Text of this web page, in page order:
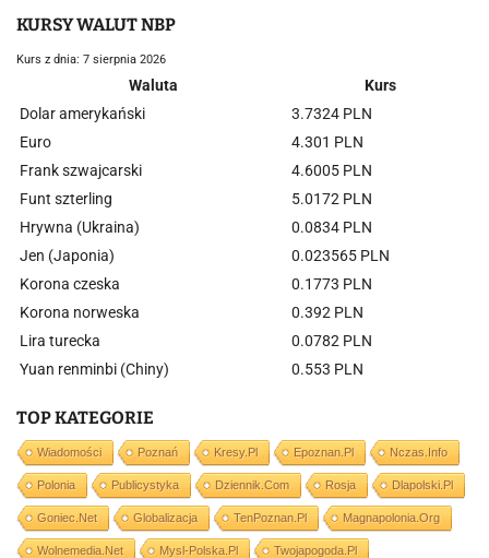
KURSY WALUT NBP
Kurs z dnia: 7 sierpnia 2026
Waluta
Kurs
Dolar amerykański
3.7324 PLN
Euro
4.301 PLN
Frank szwajcarski
4.6005 PLN
Funt szterling
5.0172 PLN
Hrywna (Ukraina)
0.0834 PLN
Jen (Japonia)
0.023565 PLN
Korona czeska
0.1773 PLN
Korona norweska
0.392 PLN
Lira turecka
0.0782 PLN
Yuan renminbi (Chiny)
0.553 PLN
TOP KATEGORIE
Wiadomości Poznań Kresy.pl Epoznan.pl Nczas.info
Polonia Publicystyka Dziennik.com Rosja Dlapolski.pl
Goniec.net Globalizacja TenPoznan.pl Magnapolonia.org
Wolnemedia.net Mysl-Polska.pl Twojapogoda.pl